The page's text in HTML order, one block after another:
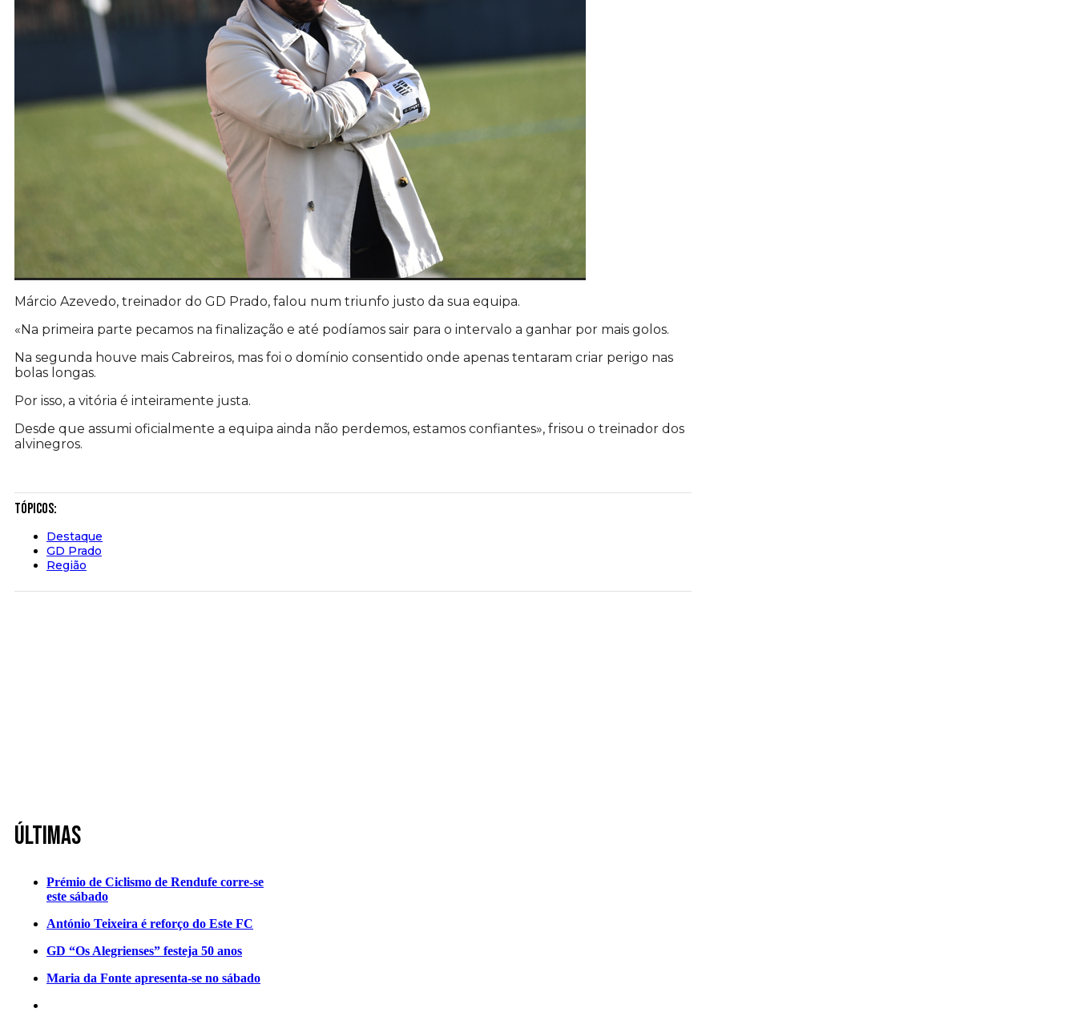
Márcio Azevedo, treinador do GD Prado, falou num triunfo justo da sua equipa.
«Na primeira parte pecamos na finalização e até podíamos sair para o intervalo a ganhar por mais golos.
Na segunda houve mais Cabreiros, mas foi o domínio consentido onde apenas tentaram criar perigo nas
bolas longas.
Por isso, a vitória é inteiramente justa.
Desde que assumi oficialmente a equipa ainda não perdemos, estamos confiantes», frisou o treinador dos
alvinegros.
Tópicos:
Destaque
GD Prado
Região
Últimas
Prémio de Ciclismo de Rendufe corre-se
este sábado
António Teixeira é reforço do Este FC
GD “Os Alegrienses” festeja 50 anos
Maria da Fonte apresenta-se no sábado